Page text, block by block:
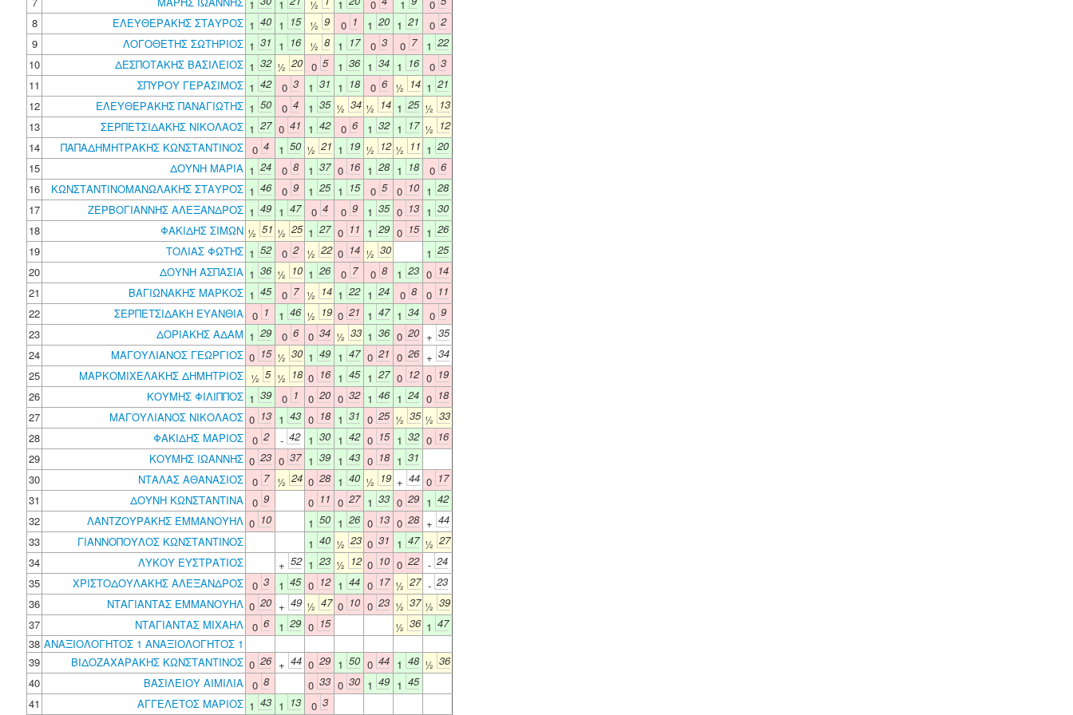
1 1 ½ 1 0 1 0
8
ΕΛΕΥΘΕΡΑΚΗΣ ΣΤΑΥΡΟΣ 1 40 1 15 ½ 9 0 1 1 20 1 21 0 2
9
ΛΟΓΟΘΕΤΗΣ ΣΩΤΗΡΙΟΣ 1 31 1 16 ½ 8 1 17 0 3 0 7 1 22
10
ΔΕΣΠΟΤΑΚΗΣ ΒΑΣΙΛΕΙΟΣ 1 32 ½ 20 0 5 1 36 1 34 1 16 0 3
11
ΣΠΥΡΟΥ ΓΕΡΑΣΙΜΟΣ 1 42 0 3 1 31 1 18 0 6 ½ 14 1 21
12
ΕΛΕΥΘΕΡΑΚΗΣ ΠΑΝΑΓΙΩΤΗΣ 1 50 0 4 1 35 ½ 34 ½ 14 1 25 ½ 13
13
ΣΕΡΠΕΤΣΙΔΑΚΗΣ ΝΙΚΟΛΑΟΣ 1 27 0 41 1 42 0 6 1 32 1 17 ½ 12
14
ΠΑΠΑΔΗΜΗΤΡΑΚΗΣ ΚΩΝΣΤΑΝΤΙΝΟΣ 0 4 1 50 ½ 21 1 19 ½ 12 ½ 11 1 20
15
ΔΟΥΝΗ ΜΑΡΙΑ 1 24 0 8 1 37 0 16 1 28 1 18 0 6
16
ΚΩΝΣΤΑΝΤΙΝΟΜΑΝΩΛΑΚΗΣ ΣΤΑΥΡΟΣ 1 46 0 9 1 25 1 15 0 5 0 10 1 28
17
ΖΕΡΒΟΓΙΑΝΝΗΣ ΑΛΕΞΑΝΔΡΟΣ 1 49 1 47 0 4 0 9 1 35 0 13 1 30
18
ΦΑΚΙΔΗΣ ΣΙΜΩΝ ½ 51 ½ 25 1 27 0 11 1 29 0 15 1 26
19
ΤΟΛΙΑΣ ΦΩΤΗΣ 1 52 0 2 ½ 22 0 14 ½ 30 1 25
20
ΔΟΥΝΗ ΑΣΠΑΣΙΑ 1 36 ½ 10 1 26 0 7 0 8 1 23 0 14
21
ΒΑΓΙΩΝΑΚΗΣ ΜΑΡΚΟΣ 1 45 0 7 ½ 14 1 22 1 24 0 8 0 11
22
ΣΕΡΠΕΤΣΙΔΑΚΗ ΕΥΑΝΘΙΑ 0 1 1 46 ½ 19 0 21 1 47 1 34 0 9
23
ΔΟΡΙΑΚΗΣ ΑΔΑΜ 1 29 0 6 0 34 ½ 33 1 36 0 20 + 35
24
ΜΑΓΟΥΛΙΑΝΟΣ ΓΕΩΡΓΙΟΣ 0 15 ½ 30 1 49 1 47 0 21 0 26 + 34
25
ΜΑΡΚΟΜΙΧΕΛΑΚΗΣ ΔΗΜΗΤΡΙΟΣ ½ 5 ½ 18 0 16 1 45 1 27 0 12 0 19
26
ΚΟΥΜΗΣ ΦΙΛΙΠΠΟΣ 1 39 0 1 0 20 0 32 1 46 1 24 0 18
27
ΜΑΓΟΥΛΙΑΝΟΣ ΝΙΚΟΛΑΟΣ 0 13 1 43 0 18 1 31 0 25 ½ 35 ½ 33
28
ΦΑΚΙΔΗΣ ΜΑΡΙΟΣ 0 2 - 42 1 30 1 42 0 15 1 32 0 16
29
ΚΟΥΜΗΣ ΙΩΑΝΝΗΣ 0 23 0 37 1 39 1 43 0 18 1 31
30
ΝΤΑΛΑΣ ΑΘΑΝΑΣΙΟΣ 0 7 ½ 24 0 28 1 40 ½ 19 + 44 0 17
31
ΔΟΥΝΗ ΚΩΝΣΤΑΝΤΙΝΑ 0 9 0 11 0 27 1 33 0 29 1 42
32
ΛΑΝΤΖΟΥΡΑΚΗΣ ΕΜΜΑΝΟΥΗΛ 0 10 1 50 1 26 0 13 0 28 + 44
33
ΓΙΑΝΝΟΠΟΥΛΟΣ ΚΩΝΣΤΑΝΤΙΝΟΣ 1 40 ½ 23 0 31 1 47 ½ 27
34
ΛΥΚΟΥ ΕΥΣΤΡΑΤΙΟΣ + 52 1 23 ½ 12 0 10 0 22 - 24
35
ΧΡΙΣΤΟΔΟΥΛΑΚΗΣ ΑΛΕΞΑΝΔΡΟΣ 0 3 1 45 0 12 1 44 0 17 ½ 27 - 23
36
ΝΤΑΓΙΑΝΤΑΣ ΕΜΜΑΝΟΥΗΛ 0 20 + 49 ½ 47 0 10 0 23 ½ 37 ½ 39
37
ΝΤΑΓΙΑΝΤΑΣ ΜΙΧΑΗΛ 0 6 1 29 0 15 ½ 36 1 47
38 ΑΝΑΞΙΟΛΟΓΗΤΟΣ 1 ΑΝΑΞΙΟΛΟΓΗΤΟΣ 1
39
ΒΙΔΟΖΑΧΑΡΑΚΗΣ ΚΩΝΣΤΑΝΤΙΝΟΣ 0 26 + 44 0 29 1 50 0 44 1 48 ½ 36
40
ΒΑΣΙΛΕΙΟΥ ΑΙΜΙΛΙΑ 0 8 0 33 0 30 1 49 1 45
41
ΑΓΓΕΛΕΤΟΣ ΜΑΡΙΟΣ 1 43 1 13 0 3